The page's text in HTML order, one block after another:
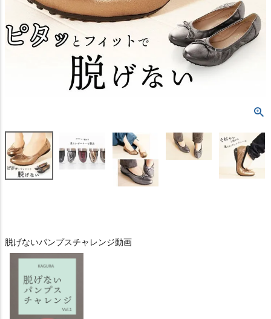
脱げないパンプスチャレンジ動画